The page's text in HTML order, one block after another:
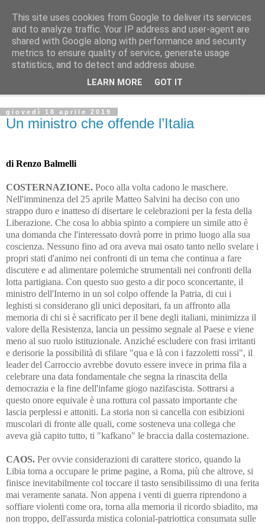
L'Avvenire dei lavoratori
SPIGOLATURE
giovedì 18 aprile 2019
Un ministro che offende l’Italia
di Renzo Balmelli
COSTERNAZIONE. Poco alla volta cadono le maschere.
Nell'imminenza del 25 aprile Matteo Salvini ha deciso con uno
strappo duro e inatteso di disertare le celebrazioni per la festa della
Liberazione. Che cosa lo abbia spinto a compiere un simile atto è
una domanda che l'interessato dovrà porre in primo luogo alla sua
coscienza. Nessuno fino ad ora aveva mai osato tanto nello svelare i
propri stati d'animo nei confronti di un tema che continua a fare
discutere e ad alimentare polemiche strumentali nei confronti della
lotta partigiana. Con questo suo gesto a dir poco sconcertante, il
ministro dell'Interno in un sol colpo offende la Patria, di cui i
leghisti si considerano gli unici depositari, fa un affronto alla
memoria di chi si è sacrificato per il bene degli italiani, minimizza il
valore della Resistenza, lancia un pessimo segnale al Paese e viene
meno al suo ruolo istituzionale. Anziché escludere con frasi irritanti
e derisorie la possibilità di sfilare "qua e là con i fazzoletti rossi", il
leader del Carroccio avrebbe dovuto essere invece in prima fila a
celebrare una data fondamentale che segna la rinascita della
democrazia e la fine dell'infame giogo nazifascista. Sottrarsi a
questo onore equivale è una rottura col passato importante che
lascia perplessi e attoniti. La storia non si cancella con esibizioni
muscolari di fronte alle quali, come sosteneva una collega che
aveva già capito tutto, ti "kafkano" le braccia dalla costernazione.
CAOS. Per ovvie considerazioni di carattere storico, quando la
Libia torna a occupare le prime pagine, a Roma, più che altrove, si
finisce inevitabilmente col toccare il tasto sensibilissimo di una ferita
mai veramente sanata. Non appena i venti di guerra riprendono a
soffiare violenti come ora, torna alla memoria il ricordo sbiadito, ma
non troppo, dell'assurda mistica colonial-patriottica consumata sulle
This site uses cookies from Google to deliver its services
and to analyze traffic. Your IP address and user-agent are
shared with Google along with performance and security
metrics to ensure quality of service, generate usage
statistics, and to detect and address abuse.
LEARN MORE GOT IT